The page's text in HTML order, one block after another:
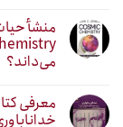
می‌داند؟
معرفی